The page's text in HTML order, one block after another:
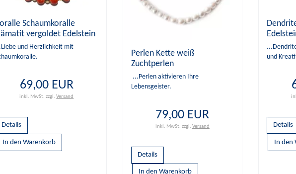
Schaumkoralle
vergoldet Edelstein
Halskette
und Herzlichkeit mit
69,00 EUR
inkl. MwSt. zzgl.Versand
Details
Perlen Kette weiß
Zuchtperlen
Süßwasserperlen Halskette
Collier
...Perlen aktivieren Ihre
Lebensgeister.
79,00 EUR
inkl. MwSt. zzgl. Versand
Details
und
Details